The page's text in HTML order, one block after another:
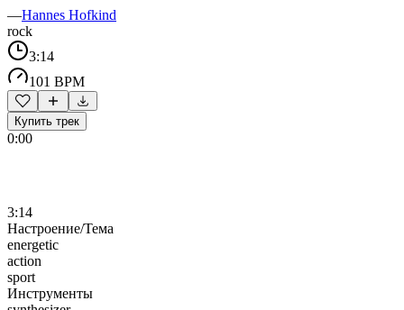
—Hannes Hofkind
rock
3:14
101 BPM
Купить трек
0:00
3:14
Настроение/Тема
energetic
action
sport
Инструменты